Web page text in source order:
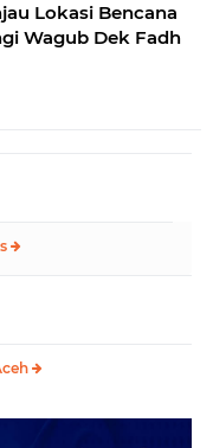
Lokasi Bencana
Wagub Dek Fadh